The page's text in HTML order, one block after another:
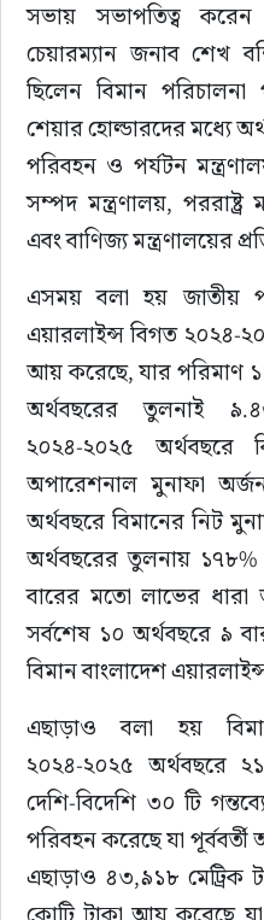
সভায় সভাপতিত্ব করেন
চেয়ারম্যান জনাব শেখ
ছিলেন বিমান পরিচালনা
শেয়ার হোল্ডারদের মধ্যে
পরিবহন ও পর্যটন
সম্পদ মন্ত্রণালয়, পররাষ্ট্র
এবং বাণিজ্য মন্ত্রণালয়ের
এসময় বলা হয় জাতীয়
এয়ারলাইন্স বিগত ২০২৪-
আয় করেছে, যার পরিমাণ
অর্থবছরের তুলনাই
২০২৪-২০২৫ অর্থবছরে
অপারেশনাল মুনাফা
অর্থবছরে বিমানের নিট
অর্থবছরের তুলনায় ১৭৮%
বারের মতো লাভের ধারা
সর্বশেষ ১০ অর্থবছরে ৯
বিমান বাংলাদেশ
এছাড়াও বলা হয়
২০২৪-২০২৫ অর্থবছরে
দেশি-বিদেশি ৩০ টি
পরিবহন করেছে যা
এছাড়াও ৪৩,৯১৮ মেট্রিক
কোটি টাকা আয় করেছে যা